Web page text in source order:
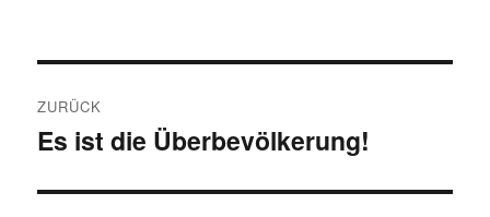
ZURÜCK
Vorheriger
Es ist die Überbevölkerung!